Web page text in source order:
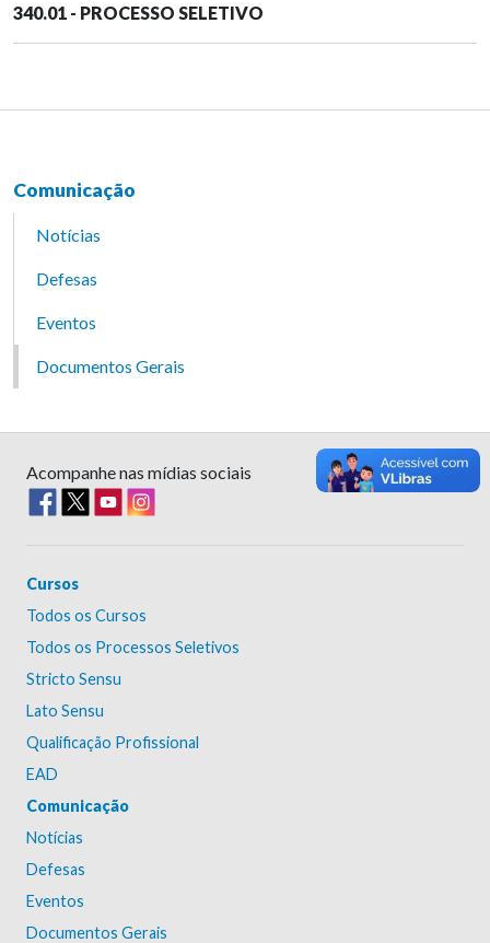
340.01 - PROCESSO SELETIVO
Comunicação
Notícias
Defesas
Eventos
Documentos Gerais
Acompanhe nas mídias sociais
Cursos
Todos os Cursos
Todos os Processos Seletivos
Stricto Sensu
Lato Sensu
Qualificação Profissional
EAD
Comunicação
Notícias
Defesas
Eventos
Documentos Gerais